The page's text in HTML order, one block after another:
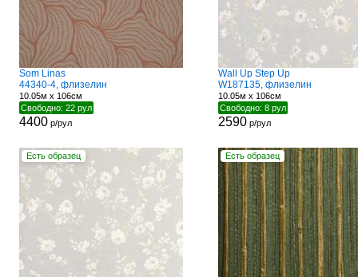
Som Linas
44340-4, флизелин
10.05м x 106см
Свободно: 22 рул
4400р/рул
Wall Up Step Up
W187135, флизелин
10.05м x 106см
Свободно: 8 рул
2590р/рул
Есть образец Есть образец